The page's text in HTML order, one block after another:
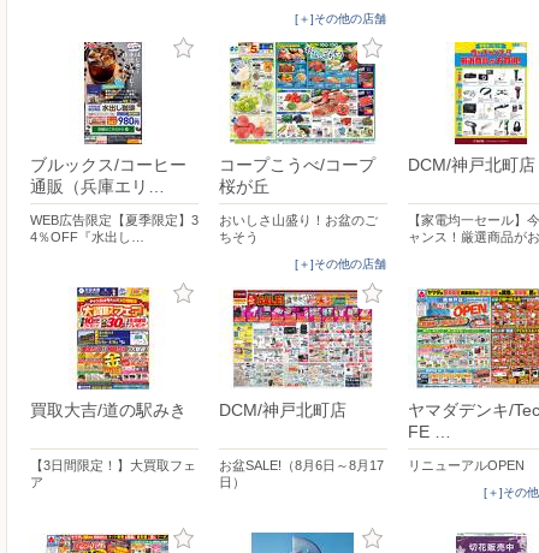
[＋]その他の店舗
ブルックス/コーヒー
通販（兵庫エリ…
WEB広告限定【夏季限定】3
4％OFF『水出し…
コープこうべ/コープ
桜が丘
おいしさ山盛り！お盆のご
ちそう
[＋]その他の店舗
DCM/神戸北町店
【家電均一セール】
ャンス！厳選商品が
買取大吉/道の駅みき
【3日間限定！】大買取フェ
ア
DCM/神戸北町店
お盆SALE!（8月6日～8月17
日）
ヤマダデンキ/
FE …
リニューアルOPEN
[＋]その